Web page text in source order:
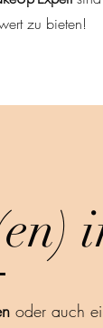
zu bieten!
oder auch